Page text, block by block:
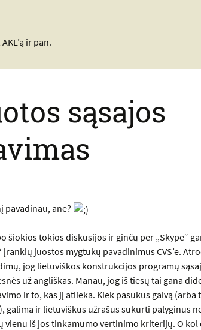
ir pan.
sąsajos
pavadinau, ane?
šiokios tokios diskusijos ir ginčų per „Skype“
įrankių juostos mygtukų pavadinimus CVS’e.
jog lietuviškos konstrukcijos programų
už angliškas. Manau, jog iš tiesų tai gana
ir to, kas jį atlieka. Kiek pasukus galvą (arba
galima ir lietuviškus užrašus sukurti palyginus
vienu iš jos tinkamumo vertinimo kriterijų. O kol